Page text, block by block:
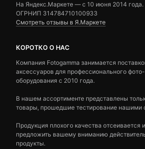
На Яндекс.Маркете — c 10 июня 2014 года.
ОГРНИП 314784710100933
Смотреть отзывы в Я.Маркете
КОРОТКО О НАС
Компания Fotogamma занимается
аксессуаров для профессионального
оборудования с 2010 года.
В нашем ассортименте представлены
товары, прошедшие тестирование нашими
Продукция плохого качества отсеивается
предложить вашему вниманию
продукты.